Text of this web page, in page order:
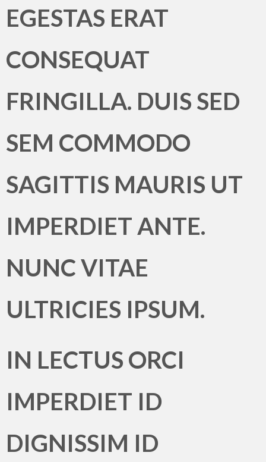
EGESTAS ERAT
CONSEQUAT
FRINGILLA. DUIS SED
SEM COMMODO
SAGITTIS MAURIS UT
IMPERDIET ANTE.
NUNC VITAE
ULTRICIES IPSUM.
IN LECTUS ORCI
IMPERDIET ID
DIGNISSIM ID